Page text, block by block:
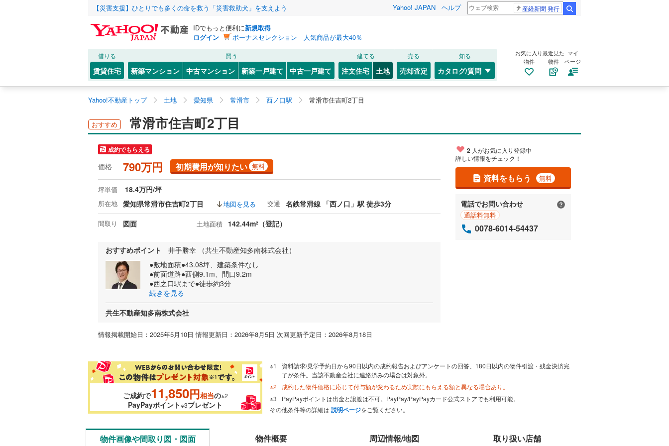
【災害支援】ひとりでも多くの命を救う「災害救助犬」を支えよう Yahoo! JAPAN ヘルプ 産経新聞 発行
IDでもっと便利に新規取得
ログイン
ボーナスセレクション 人気商品が最大40％
借りる
賃貸住宅
買う
新築マンション 中古マンション 新築一戸建て 中古一戸建て
建てる
注文住宅 土地
売る
売却査定
知る
カタログ/質問
お気に入り
物件
最近見た
物件
マイ
ページ
Yahoo!不動産トップ 土地 愛知県 常滑市 西ノ口駅 常滑市住吉町2丁目
おすすめ 常滑市住吉町2丁目
成約でもらえる
価格 790万円 初期費用が知りたい 無料
坪単価 18.4万円/坪
所在地 愛知県常滑市住吉町2丁目 地図を見る 交通 名鉄常滑線 「西ノ口」駅 徒歩3分
間取り 図面 土地面積 142.44m2 （登記）
おすすめポイント
井手勝幸 （共生不動産知多南株式会社）
●敷地面積●43.08坪、建築条件なし
●前面道路●西側9.1m、間口9.2m
●西之口駅まで●徒歩約3分
続きを見る
共生不動産知多南株式会社
情報掲載開始日：2025年5月10日 情報更新日：2026年8月5日 次回更新予定日：2026年8月18日
2 人がお気に入り登録中
詳しい情報をチェック！
資料をもらう 無料
電話でお問い合わせ
通話料無料
0078-6014-54437
ご成約で11,850円相当の※2
PayPayポイント※3プレゼント
資料請求/見学予約日から90日以内の成約報告およびアンケートの回答、180日以内の物件引渡・残金決済完
了が条件。当該不動産会社に連絡済みの場合は対象外。
成約した物件価格に応じて付与額が変わるため実際にもらえる額と異なる場合あり。
PayPayポイントは出金と譲渡は不可。PayPay/PayPayカード公式ストアでも利用可能。
その他条件等の詳細は 説明ページをご覧ください。
物件画像や間取り図・図面 物件概要 周辺情報/地図 取り扱い店舗